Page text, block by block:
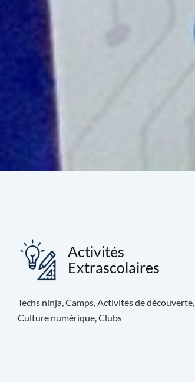
Activités
Extrascolaires
Techs ninja, Camps, Activités de découverte,
Culture numérique, Clubs